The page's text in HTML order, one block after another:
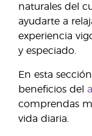
naturales del
ayudarte a
experiencia
y especiado.
En esta
beneficios del
comprendas
vida diaria.